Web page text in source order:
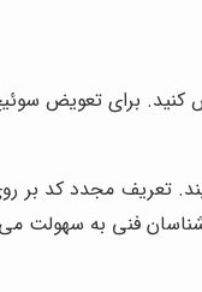
برای تعویض
تعریف مجدد کد بر
فنی به سهولت